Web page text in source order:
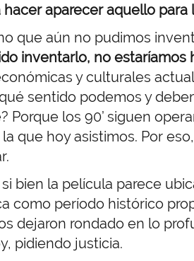
aparecer aquello
que aún no pudimos
inventarlo, no estaríamos
y culturales
sentido podemos y
Porque los 90’ siguen
que hoy asistimos. Por
bien la película parece
como período histórico
dejaron rondado en lo
pidiendo justicia.